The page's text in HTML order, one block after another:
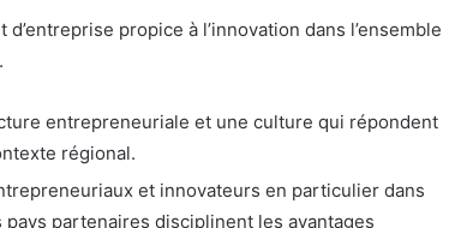
propice à l’innovation dans l’ensemble
entrepreneuriale et une culture qui répondent
régional.
et innovateurs en particulier dans
pays partenaires disciplinent les avantages